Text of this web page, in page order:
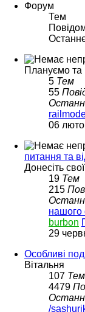
Форум
Тем
Плануємо та
5 Тем
55
06
питання та
Донесіть
19 Тем
215
burbon
29
Особливі
Вітальня
107 Тем
4479
/